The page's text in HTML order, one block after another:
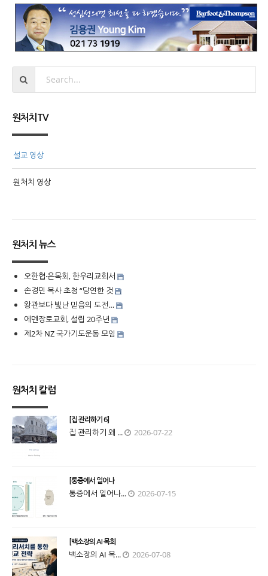
원처치TV
설교 영상
원처치 영상
원처치 뉴스
오한협·은목회, 한우리교회서
손경민 목사 초청 “당연한 것
왕관보다 빛난 믿음의 도전…
에덴장로교회, 설립 20주년
제2차 NZ 국가기도운동 모임
원처치 칼럼
[집 관리하기 6]
집 관리하기 왜 ... 2026-07-22
[통증에서 일어나
통증에서 일어나... 2026-07-15
[백소장의 AI 목회
백소장의 AI 목... 2026-07-08